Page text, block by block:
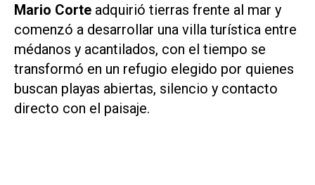
Mario Corte adquirió tierras frente al mar y
comenzó a desarrollar una villa turística entre
médanos y acantilados, con el tiempo se
transformó en un refugio elegido por quienes
buscan playas abiertas, silencio y contacto
directo con el paisaje.